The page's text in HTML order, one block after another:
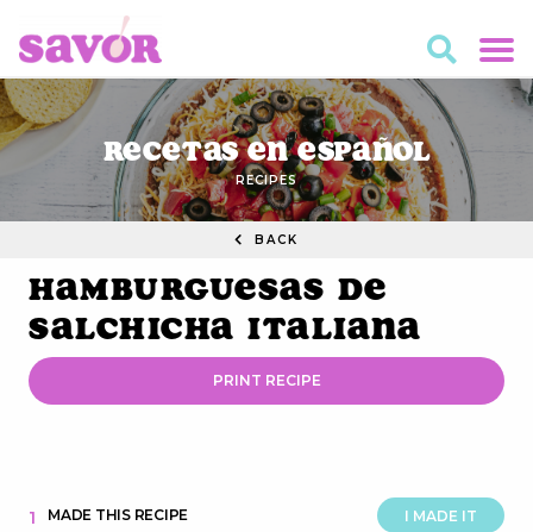
Recetas en Español
RECIPES
BACK
Hamburguesas de
Salchicha Italiana
PRINT RECIPE
I MADE IT
1 MADE THIS RECIPE